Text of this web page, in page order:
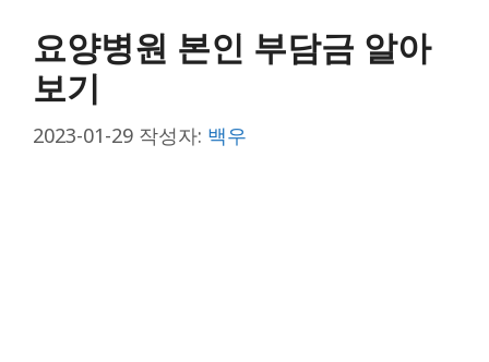
요양병원 본인 부담금 알아
보기
2023-01-29 작성자: 백우